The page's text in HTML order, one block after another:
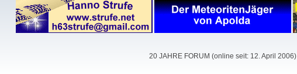
20 JAHRE FORUM (online seit: 12. April 2006)